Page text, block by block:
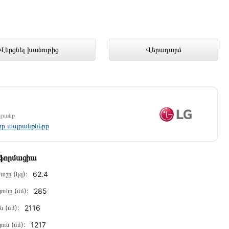
խանութից Վերադարձ
լավագույն գնով 989 000 դրամ
ապրանքները
(կգ): 62.4
(մմ): 285
(մմ): 2116
(մմ): 1217